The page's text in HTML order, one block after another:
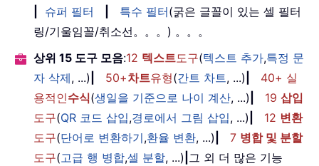
슈퍼 필터 특수 필터(굵은 글꼴이 있는 셀 필터
링/기울임꼴/취소선。。。) 。。。
상위 15 도구 모음:12 텍스트도구(텍스트 추가,특정 문
자 삭제, ...) 50+차트유형(간트 차트, ...)
40+ 실
용적인수식(생일을 기준으로 나이 계산, ...) 19 삽입
도구(QR 코드 삽입,경로에서 그림 삽입, ...) 12 변환
도구(단어로 변환하기,환율 변환, ...) 7 병합 및 분할
도구(고급 행 병합,셀 분할, ...) 그 외 더 많은 기능